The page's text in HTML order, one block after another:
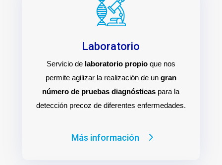
Laboratorio
Servicio de laboratorio propioque nos
permite agilizar la realización de un gran
número de pruebas diagnósticas para la
detección precoz de diferentes enfermedades.
Más información